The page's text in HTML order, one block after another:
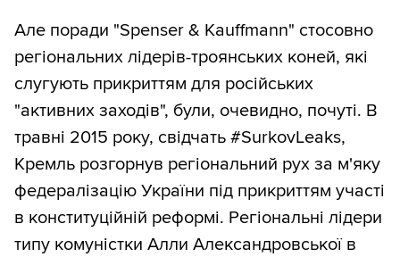
Але поради "Spenser & Kauffmann" стосовно
регіональних лідерів-троянських коней, які
слугують прикриттям для російських
"активних заходів", були, очевидно, почуті. В
травні 2015 року, свідчать #SurkovLeaks,
Кремль розгорнув регіональний рух за м'яку
федералізацію України під прикриттям участі
в конституційній реформі. Регіональні лідери
типу комуністки Алли Александровської в